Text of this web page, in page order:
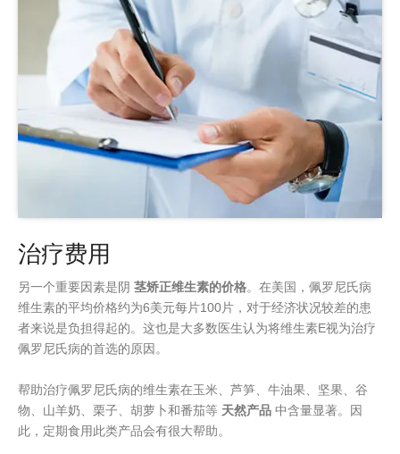
治疗费用
另一个重要因素是阴 茎矫正维生素的价格。在美国，佩罗尼氏病
维生素的平均价格约为6美元每片100片，对于经济状况较差的患
者来说是负担得起的。这也是大多数医生认为将维生素E视为治疗
佩罗尼氏病的首选的原因。
帮助治疗佩罗尼氏病的维生素在玉米、芦笋、牛油果、坚果、谷
物、山羊奶、栗子、胡萝卜和番茄等 天然产品 中含量显著。因
此，定期食用此类产品会有很大帮助。